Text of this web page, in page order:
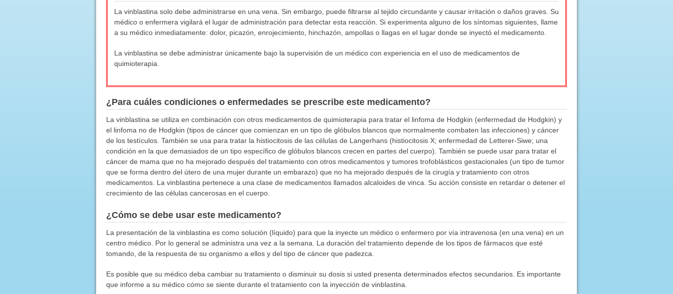
La vinblastina solo debe administrarse en una vena. Sin embargo, puede filtrarse al tejido circundante y causar irritación o daños graves. Su
médico o enfermera vigilará el lugar de administración para detectar esta reacción. Si experimenta alguno de los síntomas siguientes, llame
a su médico inmediatamente: dolor, picazón, enrojecimiento, hinchazón, ampollas o llagas en el lugar donde se inyectó el medicamento.
La vinblastina se debe administrar únicamente bajo la supervisión de un médico con experiencia en el uso de medicamentos de
quimioterapia.
¿Para cuáles condiciones o enfermedades se prescribe este medicamento?
La vinblastina se utiliza en combinación con otros medicamentos de quimioterapia para tratar el linfoma de Hodgkin (enfermedad de Hodgkin) y
el linfoma no de Hodgkin (tipos de cáncer que comienzan en un tipo de glóbulos blancos que normalmente combaten las infecciones) y cáncer
de los testículos. También se usa para tratar la histiocitosis de las células de Langerhans (histiocitosis X; enfermedad de Letterer-Siwe; una
condición en la que demasiados de un tipo específico de glóbulos blancos crecen en partes del cuerpo). También se puede usar para tratar el
cáncer de mama que no ha mejorado después del tratamiento con otros medicamentos y tumores trofoblásticos gestacionales (un tipo de tumor
que se forma dentro del útero de una mujer durante un embarazo) que no ha mejorado después de la cirugía y tratamiento con otros
medicamentos. La vinblastina pertenece a una clase de medicamentos llamados alcaloides de vinca. Su acción consiste en retardar o detener el
crecimiento de las células cancerosas en el cuerpo.
¿Cómo se debe usar este medicamento?
La presentación de la vinblastina es como solución (líquido) para que la inyecte un médico o enfermero por vía intravenosa (en una vena) en un
centro médico. Por lo general se administra una vez a la semana. La duración del tratamiento depende de los tipos de fármacos que esté
tomando, de la respuesta de su organismo a ellos y del tipo de cáncer que padezca.
Es posible que su médico deba cambiar su tratamiento o disminuir su dosis si usted presenta determinados efectos secundarios. Es importante
que informe a su médico cómo se siente durante el tratamiento con la inyección de vinblastina.